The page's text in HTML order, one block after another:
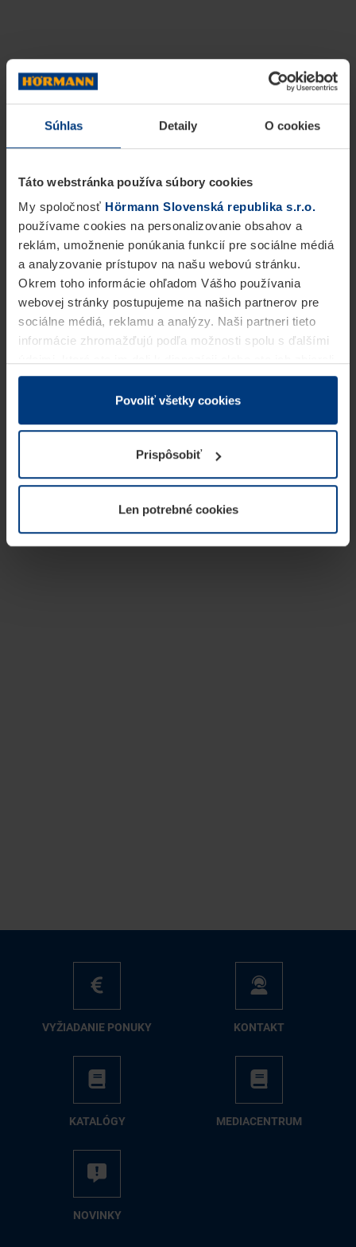
Súhlas Detaily O cookies
Táto webstránka používa súbory cookies
My spoločnosť Hörmann Slovenská republika s.r.o.
používame cookies na personalizovanie obsahov a
reklám, umožnenie ponúkania funkcií pre sociálne médiá
a analyzovanie prístupov na našu webovú stránku.
Okrem toho informácie ohľadom Vášho používania
webovej stránky postupujeme na našich partnerov pre
sociálne médiá, reklamu a analýzy. Naši partneri tieto
informácie zhromažďujú podľa možnosti spolu s ďalšími
v rámci Vášho využívania služieb.
Z právneho hľadiska môžeme cookies ukladať na Vašom
prevádzku tejto stránky. Pre všetky ostatné typy cookie
potrebujeme Vaše povolenie. Vaše povolenie môžete
kedykoľvek zmeniť alebo odvolať vo vysvetlení cookie
našej webovej stránky.
Povoliť všetky cookies
Prispôsobiť
Len potrebné cookies
VY­ŽIA­DA­NIE PO­NU­KY KON­TAKT
KA­TA­LÓ­GY ME­DIA­CEN­TRUM
NO­VIN­KY